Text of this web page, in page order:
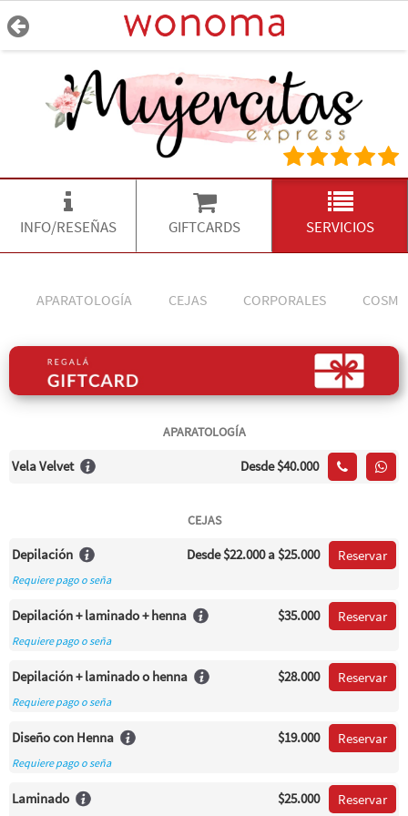
INFO/RESEÑAS GIFTCARDS SERVICIOS
APARATOLOGÍA CEJAS CORPORALES
APARATOLOGÍA
Vela Velvet Desde$40.000
CEJAS
Depilación Desde$22.000a $25.000 Reservar
Requiere pago o seña
Depilación + laminado + henna $35.000 Reservar
Requiere pago o seña
Depilación + laminado o henna $28.000 Reservar
Requiere pago o seña
Diseño con Henna $19.000 Reservar
Requiere pago o seña
Laminado $25.000 Reservar